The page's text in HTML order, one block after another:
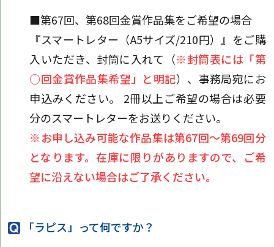
■第67回、第68回金賞作品集をご希望の場合
『スマートレター（A5サイズ/210円）』をご購
入いただき、封筒に入れて（※封筒表には「第
○回金賞作品集希望」と明記）、事務局宛にお
申込みください。 2冊以上ご希望の場合は必要
分のスマートレターをお送りください。
※お申し込み可能な作品集は第67回～第69回分
となります。在庫に限りがありますので、ご希
望に沿えない場合はご了承ください。
「ラピス」って何ですか？